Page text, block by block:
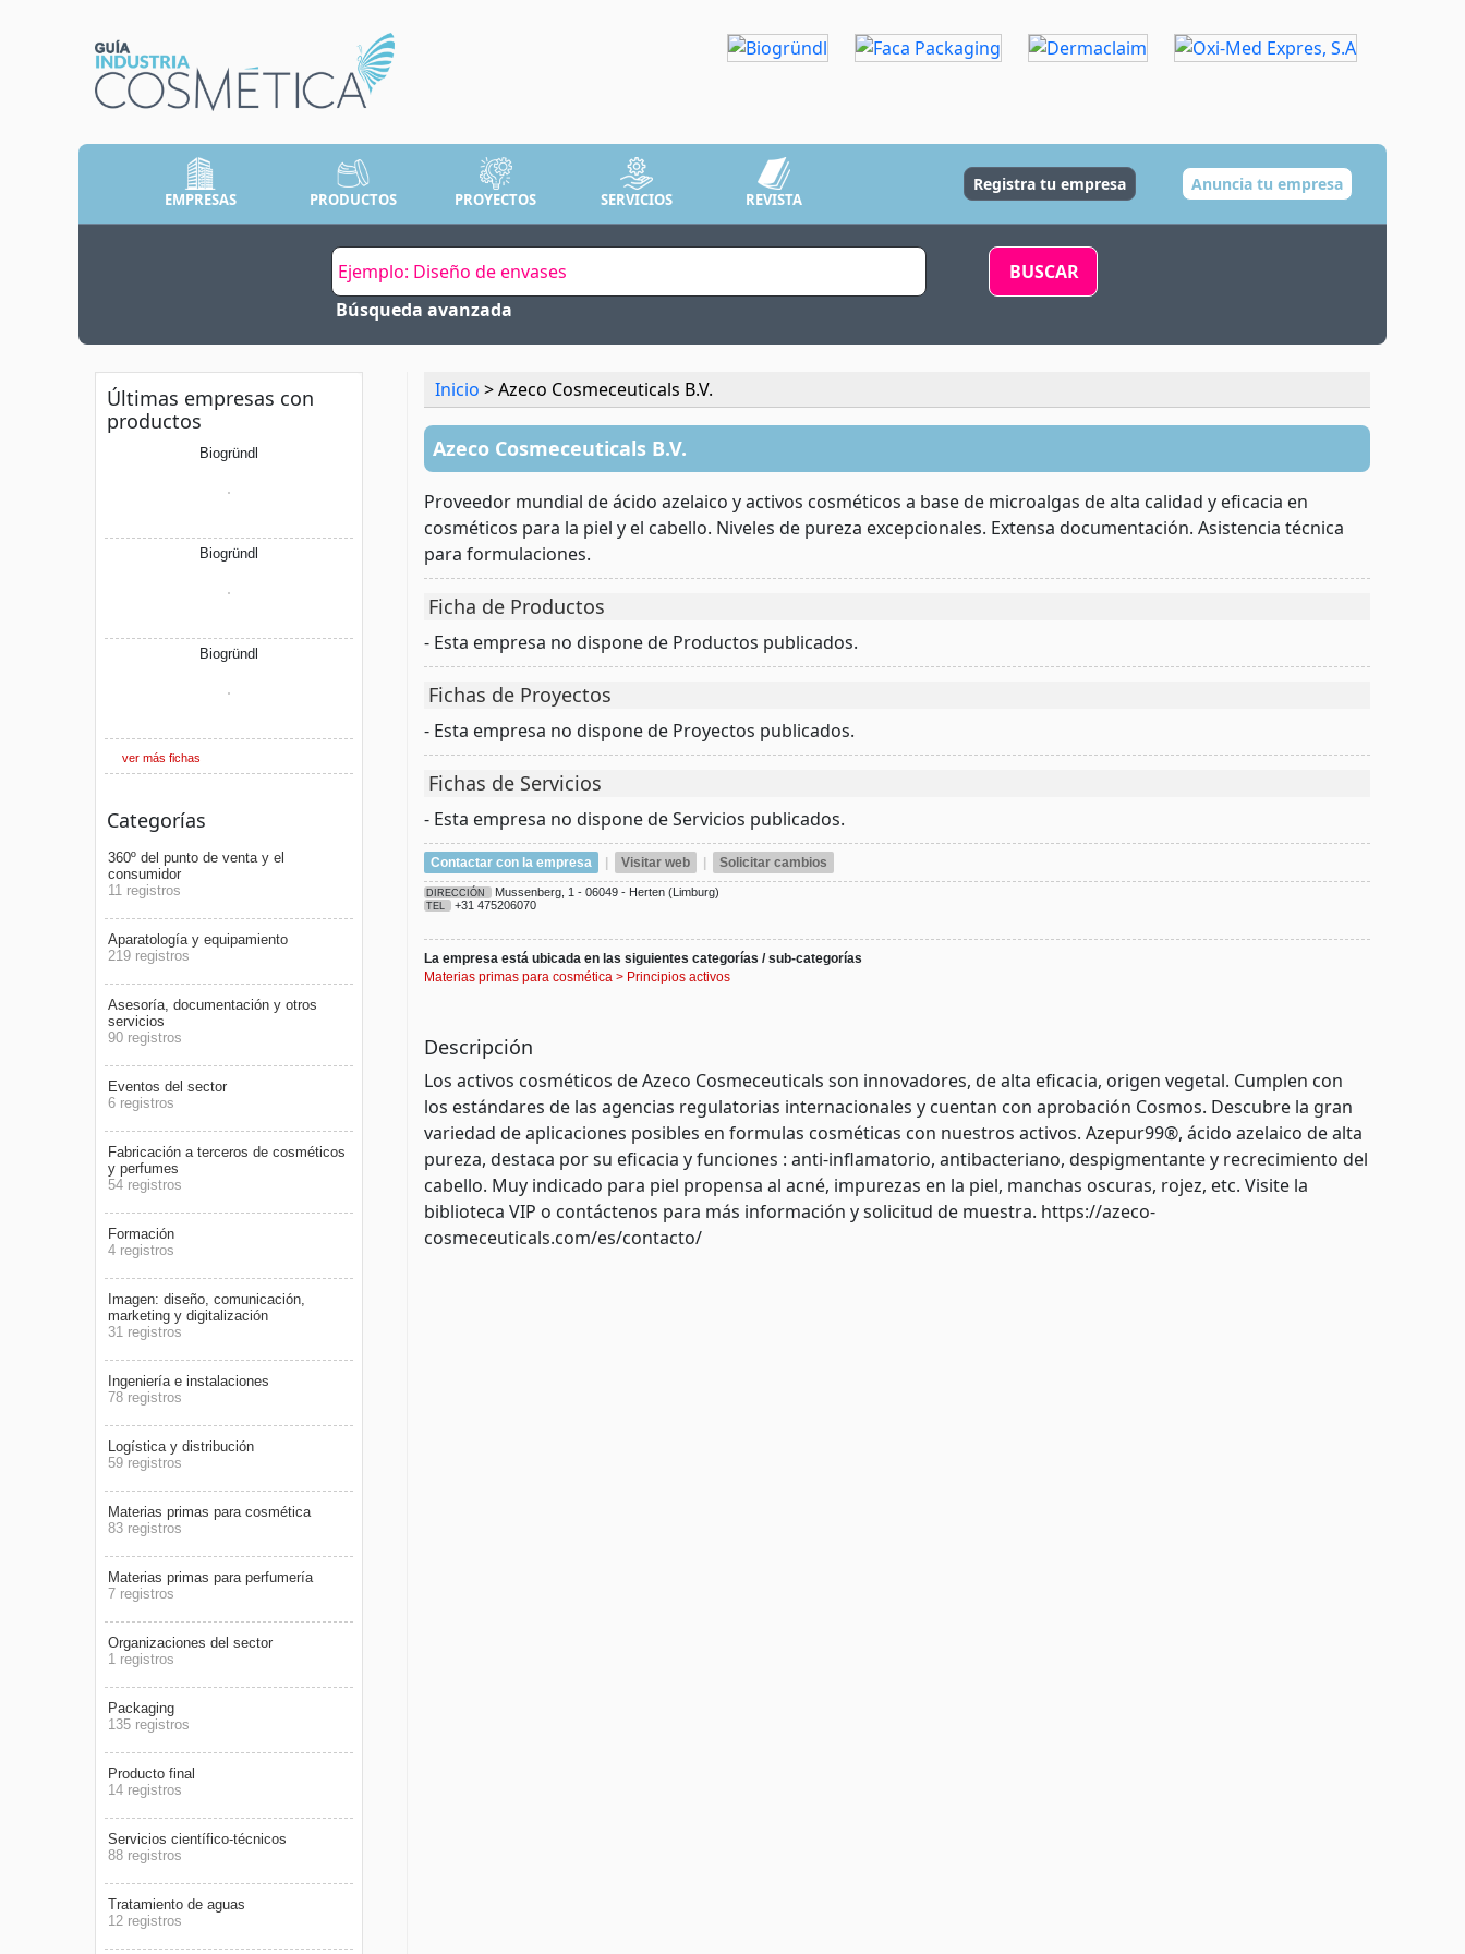
EMPRESAS PRODUCTOS PROYECTOS SERVICIOS REVISTA
Registra tu empresa Anuncia tu empresa
Búsqueda avanzada
Últimas empresas con
productos
Biogründl
Biogründl
Biogründl
ver más fichas
Categorías
360º del punto de venta y el
consumidor
11 registros
Aparatología y equipamiento
219 registros
Asesoría, documentación y otros
servicios
90 registros
Eventos del sector
6 registros
Fabricación a terceros de cosméticos
y perfumes
54 registros
Formación
4 registros
Imagen: diseño, comunicación,
marketing y digitalización
31 registros
Ingeniería e instalaciones
78 registros
Logística y distribución
59 registros
Materias primas para cosmética
83 registros
Materias primas para perfumería
7 registros
Organizaciones del sector
1 registros
Packaging
135 registros
Producto final
14 registros
Servicios científico-técnicos
88 registros
Tratamiento de aguas
12 registros
Inicio > Azeco Cosmeceuticals B.V.
Azeco Cosmeceuticals B.V.
Proveedor mundial de ácido azelaico y activos cosméticos a base de microalgas de alta calidad y eficacia en
cosméticos para la piel y el cabello. Niveles de pureza excepcionales. Extensa documentación. Asistencia técnica
para formulaciones.
Ficha de Productos
- Esta empresa no dispone de Productos publicados.
Fichas de Proyectos
- Esta empresa no dispone de Proyectos publicados.
Fichas de Servicios
- Esta empresa no dispone de Servicios publicados.
Contactar con la empresa | Visitar web | Solicitar cambios
DIRECCIÓN Mussenberg, 1 - 06049 - Herten (Limburg)
TEL +31 475206070
La empresa está ubicada en las siguientes categorías / sub-categorías
Materias primas para cosmética > Principios activos
Descripción
Los activos cosméticos de Azeco Cosmeceuticals son innovadores, de alta eficacia, origen vegetal. Cumplen con
los estándares de las agencias regulatorias internacionales y cuentan con aprobación Cosmos. Descubre la gran
variedad de aplicaciones posibles en formulas cosméticas con nuestros activos. Azepur99®, ácido azelaico de alta
pureza, destaca por su eficacia y funciones : anti-inflamatorio, antibacteriano, despigmentante y recrecimiento del
cabello. Muy indicado para piel propensa al acné, impurezas en la piel, manchas oscuras, rojez, etc. Visite la
biblioteca VIP o contáctenos para más información y solicitud de muestra. https://azeco-
cosmeceuticals.com/es/contacto/